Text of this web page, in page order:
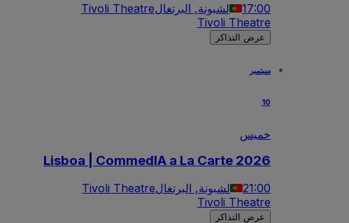
17:00 لشبونة, البرتغالTivoli Theatre
Tivoli Theatre
عرض التذاكر
سبتمبر
10
خميس
Lisboa | CommedIA a La Carte 2026
21:00 لشبونة, البرتغالTivoli Theatre
Tivoli Theatre
عرض التذاكر